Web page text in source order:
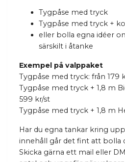
Tygpåse med tryck
Tygpåse med tryck +
eller bolla egna idéer
särskilt i åtanke
Exempel på valppaket
Tygpåse med tryck: från 179
Tygpåse med tryck + 1,8 m
599 kr/st
Tygpåse med tryck + 1,8 m
Har du egna tankar kring
innehåll går det fint att bolla
Skicka gärna ett mail eller